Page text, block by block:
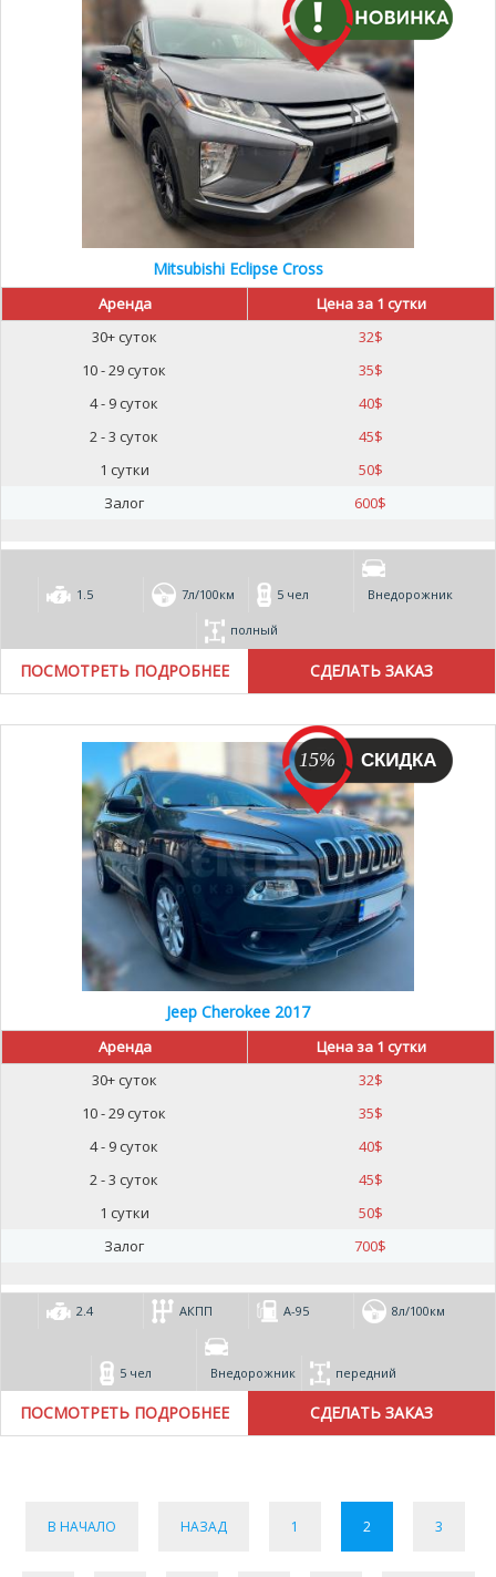
Mitsubishi Eclipse Cross
Аренда
Цена за 1 сутки
30+ суток
32$
10 - 29 суток
35$
4 - 9 суток
40$
2 - 3 суток
45$
1 сутки
50$
Залог
600$
1.5 7л/100км 5 чел Внедорожник
полный
ПОСМОТРЕТЬ ПОДРОБНЕЕ
15%
Jeep Cherokee 2017
Аренда
Цена за 1 сутки
30+ суток
32$
10 - 29 суток
35$
4 - 9 суток
40$
2 - 3 суток
45$
1 сутки
50$
Залог
700$
2.4 АКПП А-95 8л/100км
5 чел Внедорожник передний
ПОСМОТРЕТЬ ПОДРОБНЕЕ
В НАЧАЛО НАЗАД 1 2 3